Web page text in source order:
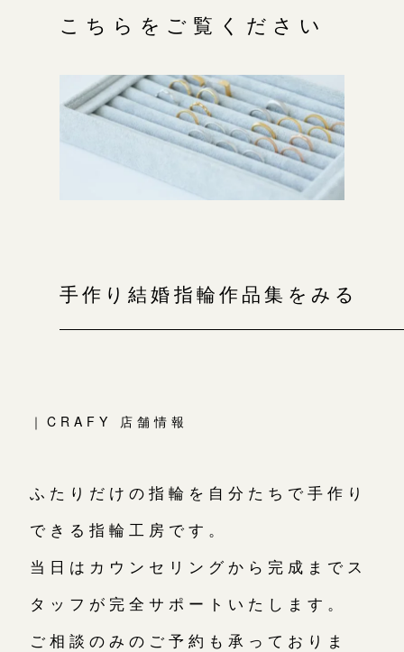
こちらをご覧ください
手作り結婚指輪作品集をみる
｜CRAFY 店舗情報
ふたりだけの指輪を自分たちで手作り
できる指輪工房です。
当日はカウンセリングから完成までス
タッフが完全サポートいたします。
ご相談のみのご予約も承っておりま